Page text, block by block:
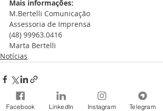
Mais informações:
M.Bertelli Comunicação
Assessoria de Imprensa
(48) 99963.0416
Marta Bertelli
Notícias
Facebook LinkedIn Instagram Telegram